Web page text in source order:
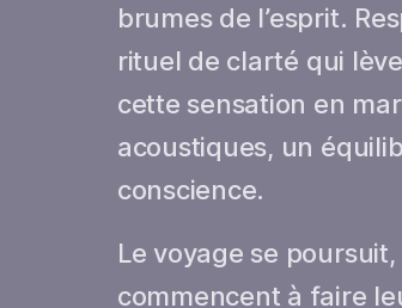
brumes de l’esprit.
rituel de clarté qui
cette sensation en
acoustiques, un
conscience.
Le voyage se
commencent à faire